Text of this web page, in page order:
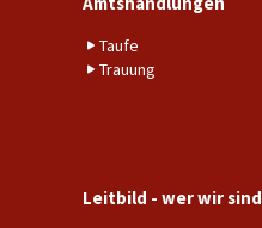
Taufe
Trauung
Leitbild - wer wir sind